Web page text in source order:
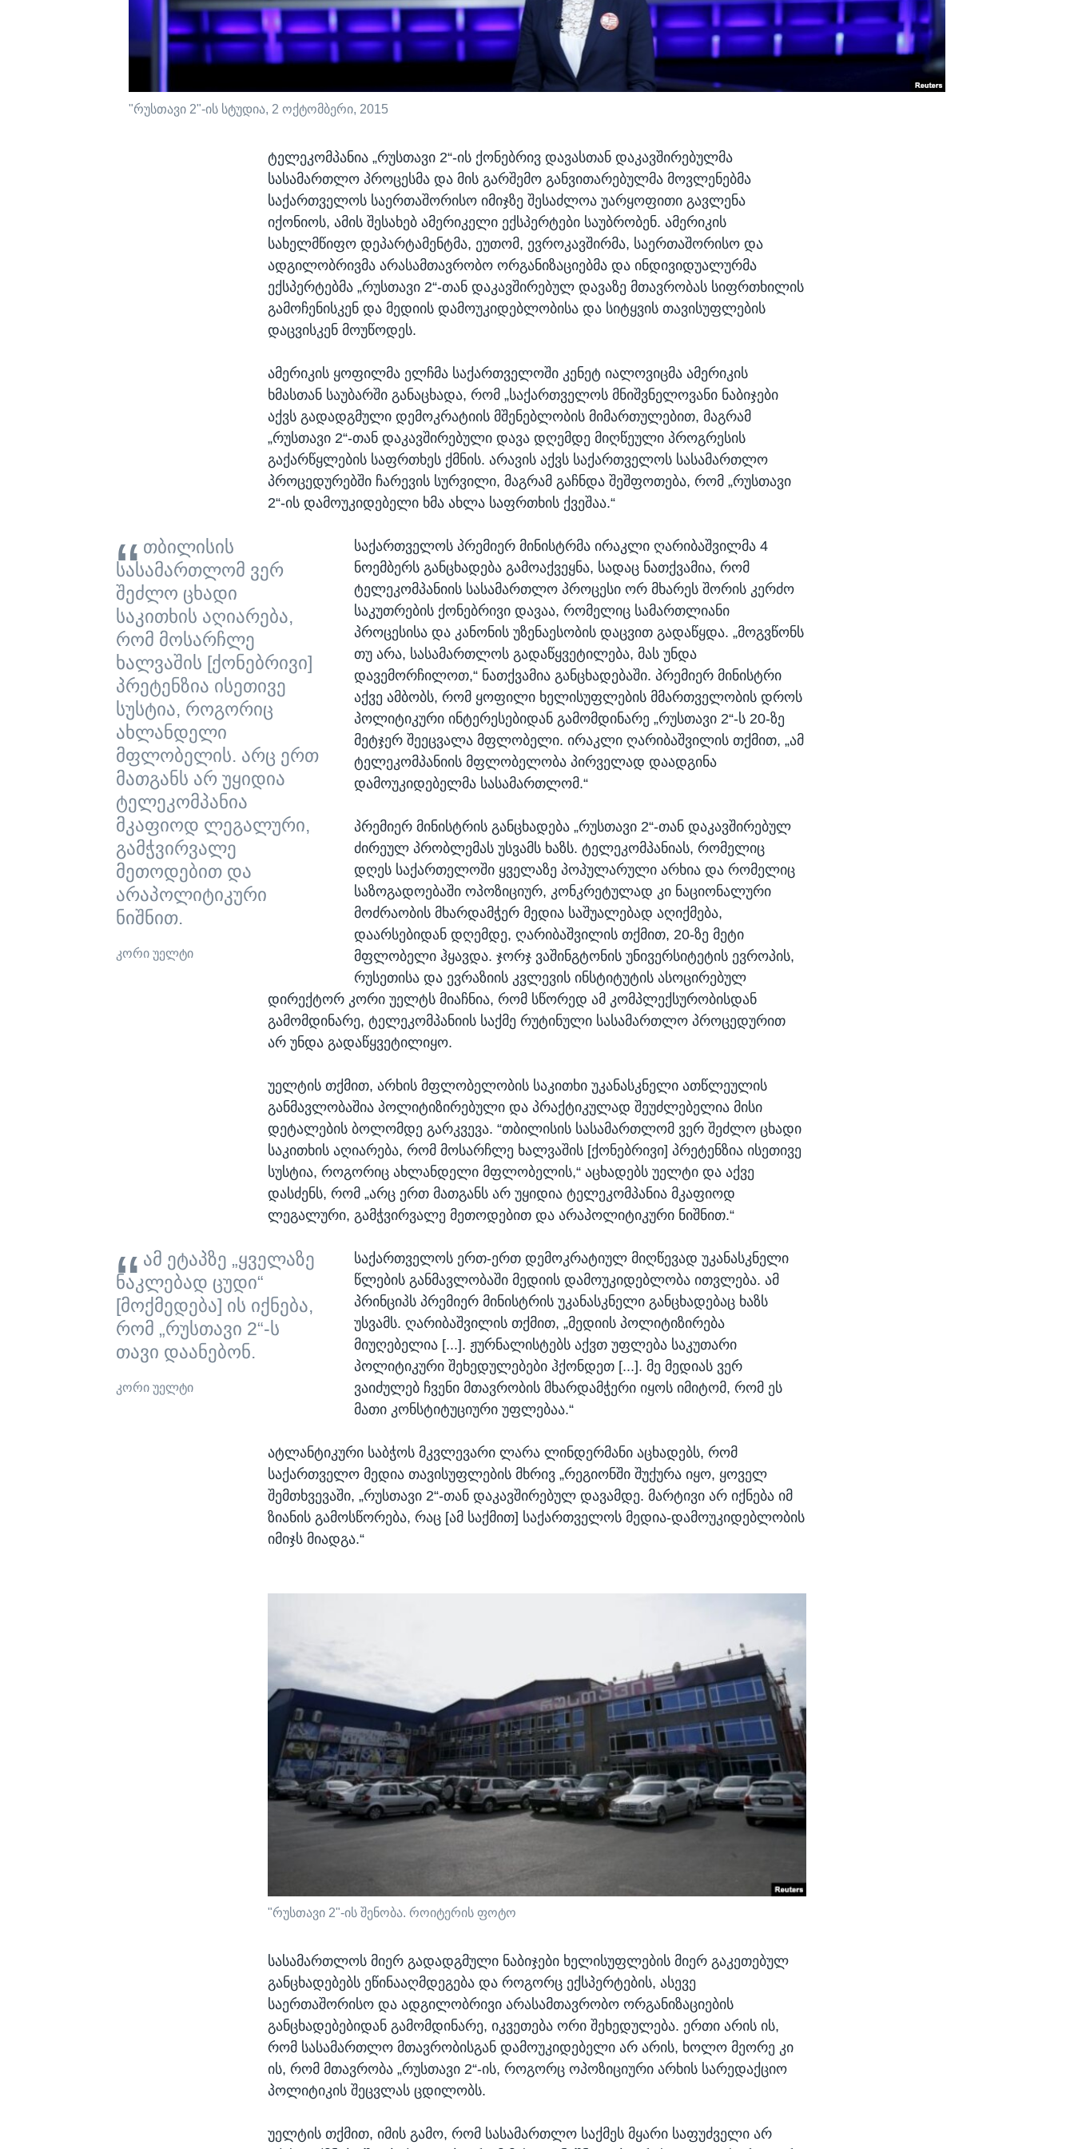
"რუსთავი 2"-ის სტუდია, 2 ოქტომბერი, 2015
ტელეკომპანია „რუსთავი 2“-ის ქონებრივ დავასთან დაკავშირებულმა
სასამართლო პროცესმა და მის გარშემო განვითარებულმა მოვლენებმა
საქართველოს საერთაშორისო იმიჯზე შესაძლოა უარყოფითი გავლენა
იქონიოს, ამის შესახებ ამერიკელი ექსპერტები საუბრობენ. ამერიკის
სახელმწიფო დეპარტამენტმა, ეუთომ, ევროკავშირმა, საერთაშორისო და
ადგილობრივმა არასამთავრობო ორგანიზაციებმა და ინდივიდუალურმა
ექსპერტებმა „რუსთავი 2“-თან დაკავშირებულ დავაზე მთავრობას სიფრთხილის
გამოჩენისკენ და მედიის დამოუკიდებლობისა და სიტყვის თავისუფლების
დაცვისკენ მოუწოდეს.
ამერიკის ყოფილმა ელჩმა საქართველოში კენეტ იალოვიცმა ამერიკის
ხმასთან საუბარში განაცხადა, რომ „საქართველოს მნიშვნელოვანი ნაბიჯები
აქვს გადადგმული დემოკრატიის მშენებლობის მიმართულებით, მაგრამ
„რუსთავი 2“-თან დაკავშირებული დავა დღემდე მიღწეული პროგრესის
გაქარწყლების საფრთხეს ქმნის. არავის აქვს საქართველოს სასამართლო
პროცედურებში ჩარევის სურვილი, მაგრამ გაჩნდა შეშფოთება, რომ „რუსთავი
2“-ის დამოუკიდებელი ხმა ახლა საფრთხის ქვეშაა.“
თბილისის
სასამართლომ ვერ
შეძლო ცხადი
საკითხის აღიარება,
რომ მოსარჩლე
ხალვაშის [ქონებრივი]
პრეტენზია ისეთივე
სუსტია, როგორიც
ახლანდელი
მფლობელის. არც ერთ
მათგანს არ უყიდია
ტელეკომპანია
მკაფიოდ ლეგალური,
გამჭვირვალე
მეთოდებით და
არაპოლიტიკური
ნიშნით.
კორი უელტი
საქართველოს პრემიერ მინისტრმა ირაკლი ღარიბაშვილმა 4
ნოემბერს განცხადება გამოაქვეყნა, სადაც ნათქვამია, რომ
ტელეკომპანიის სასამართლო პროცესი ორ მხარეს შორის კერძო
საკუთრების ქონებრივი დავაა, რომელიც სამართლიანი
პროცესისა და კანონის უზენაესობის დაცვით გადაწყდა. „მოგვწონს
თუ არა, სასამართლოს გადაწყვეტილება, მას უნდა
დავემორჩილოთ,“ ნათქვამია განცხადებაში. პრემიერ მინისტრი
აქვე ამბობს, რომ ყოფილი ხელისუფლების მმართველობის დროს
პოლიტიკური ინტერესებიდან გამომდინარე „რუსთავი 2“-ს 20-ზე
მეტჯერ შეეცვალა მფლობელი. ირაკლი ღარიბაშვილის თქმით, „ამ
ტელეკომპანიის მფლობელობა პირველად დაადგინა
დამოუკიდებელმა სასამართლომ.“
პრემიერ მინისტრის განცხადება „რუსთავი 2“-თან დაკავშირებულ
ძირეულ პრობლემას უსვამს ხაზს. ტელეკომპანიას, რომელიც
დღეს საქართელოში ყველაზე პოპულარული არხია და რომელიც
საზოგადოებაში ოპოზიციურ, კონკრეტულად კი ნაციონალური
მოძრაობის მხარდამჭერ მედია საშუალებად აღიქმება,
დაარსებიდან დღემდე, ღარიბაშვილის თქმით, 20-ზე მეტი
მფლობელი ჰყავდა. ჯორჯ ვაშინგტონის უნივერსიტეტის ევროპის,
რუსეთისა და ევრაზიის კვლევის ინსტიტუტის ასოცირებულ
დირექტორ კორი უელტს მიაჩნია, რომ სწორედ ამ კომპლექსურობისდან
გამომდინარე, ტელეკომპანიის საქმე რუტინული სასამართლო პროცედურით
არ უნდა გადაწყვეტილიყო.
უელტის თქმით, არხის მფლობელობის საკითხი უკანასკნელი ათწლეულის
განმავლობაშია პოლიტიზირებული და პრაქტიკულად შეუძლებელია მისი
დეტალების ბოლომდე გარკვევა. “თბილისის სასამართლომ ვერ შეძლო ცხადი
საკითხის აღიარება, რომ მოსარჩლე ხალვაშის [ქონებრივი] პრეტენზია ისეთივე
სუსტია, როგორიც ახლანდელი მფლობელის,“ აცხადებს უელტი და აქვე
დასძენს, რომ „არც ერთ მათგანს არ უყიდია ტელეკომპანია მკაფიოდ
ლეგალური, გამჭვირვალე მეთოდებით და არაპოლიტიკური ნიშნით.“
ამ ეტაპზე „ყველაზე
ნაკლებად ცუდი“
[მოქმედება] ის იქნება,
რომ „რუსთავი 2“-ს
თავი დაანებონ.
კორი უელტი
საქართველოს ერთ-ერთ დემოკრატიულ მიღწევად უკანასკნელი
წლების განმავლობაში მედიის დამოუკიდებლობა ითვლება. ამ
პრინციპს პრემიერ მინისტრის უკანასკნელი განცხადებაც ხაზს
უსვამს. ღარიბაშვილის თქმით, „მედიის პოლიტიზირება
მიუღებელია [...]. ჟურნალისტებს აქვთ უფლება საკუთარი
პოლიტიკური შეხედულებები ჰქონდეთ [...]. მე მედიას ვერ
ვაიძულებ ჩვენი მთავრობის მხარდამჭერი იყოს იმიტომ, რომ ეს
მათი კონსტიტუციური უფლებაა.“
ატლანტიკური საბჭოს მკვლევარი ლარა ლინდერმანი აცხადებს, რომ
საქართველო მედია თავისუფლების მხრივ „რეგიონში შუქურა იყო, ყოველ
შემთხვევაში, „რუსთავი 2“-თან დაკავშირებულ დავამდე. მარტივი არ იქნება იმ
ზიანის გამოსწორება, რაც [ამ საქმით] საქართველოს მედია-დამოუკიდებლობის
იმიჯს მიადგა.“
"რუსთავი 2"-ის შენობა. როიტერის ფოტო
სასამართლოს მიერ გადადგმული ნაბიჯები ხელისუფლების მიერ გაკეთებულ
განცხადებებს ეწინააღმდეგება და როგორც ექსპერტების, ასევე
საერთაშორისო და ადგილობრივი არასამთავრობო ორგანიზაციების
განცხადებებიდან გამომდინარე, იკვეთება ორი შეხედულება. ერთი არის ის,
რომ სასამართლო მთავრობისგან დამოუკიდებელი არ არის, ხოლო მეორე კი
ის, რომ მთავრობა „რუსთავი 2“-ის, როგორც ოპოზიციური არხის სარედაქციო
პოლიტიკის შეცვლას ცდილობს.
უელტის თქმით, იმის გამო, რომ სასამართლო საქმეს მყარი საფუძველი არ